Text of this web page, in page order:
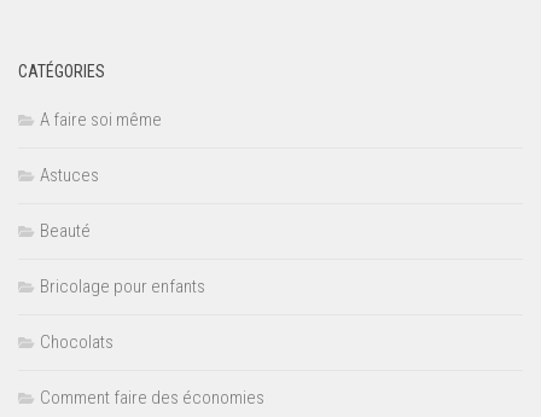
CATÉGORIES
A faire soi même
Astuces
Beauté
Bricolage pour enfants
Chocolats
Comment faire des économies